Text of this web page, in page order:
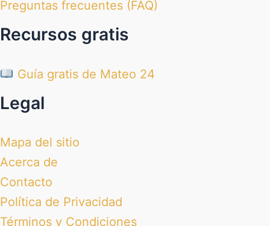
Preguntas frecuentes (FAQ)
Recursos gratis
Guía gratis de Mateo 24
Legal
Mapa del sitio
Acerca de
Contacto
Política de Privacidad
Términos y Condiciones